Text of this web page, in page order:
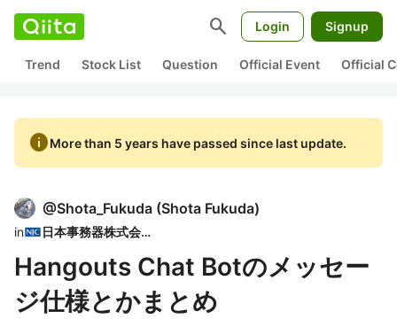
search Login Signup
Trend Stock List Question Official Event Official
infoMore than 5 years have passed since last update.
@Shota_Fukuda (Shota Fukuda)
in 日本事務器株式会社
Hangouts Chat Botのメッセー
ジ仕様とかまとめ